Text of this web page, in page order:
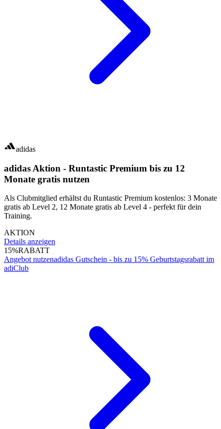
adidas
adidas Aktion - Runtastic Premium bis zu 12
Monate gratis nutzen
Als Clubmitglied erhältst du Runtastic Premium kostenlos: 3 Monate
gratis ab Level 2, 12 Monate gratis ab Level 4 - perfekt für dein
Training.
AKTION
Details anzeigen
15%RABATT
Angebot nutzenadidas Gutschein - bis zu 15% Geburtstagsrabatt im
adiClub